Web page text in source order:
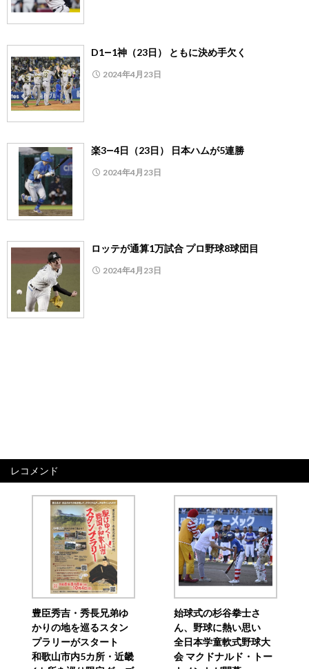
D1―1神（23日） ともに決め手欠く
2024年4月23日
楽3―4日（23日） 日本ハムが5連勝
2024年4月23日
ロッテが通算1万試合 プロ野球8球団目
2024年4月23日
レコメンド
豊臣秀吉・秀長兄弟ゆ
かりの地を巡るスタン
プラリーがスタート
和歌山市内5カ所・近畿
始球式の杉谷拳士さ
ん、野球に熱い思い
全日本学童軟式野球大
会 マクドナルド・トー